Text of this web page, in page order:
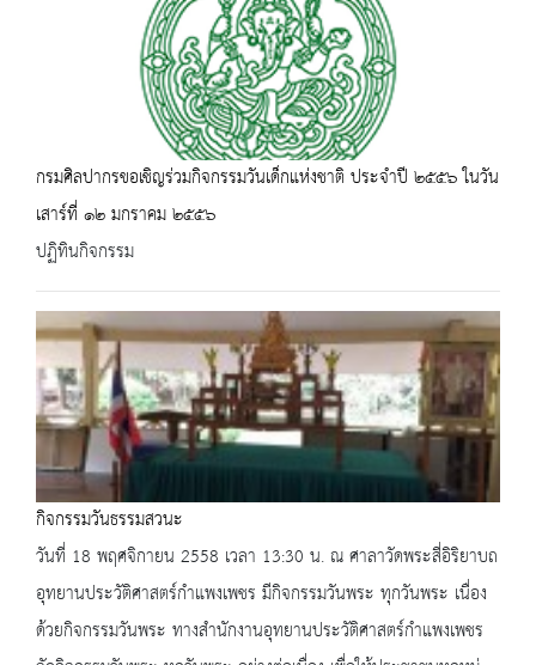
กรมศิลปากรขอเชิญร่วมกิจกรรมวันเด็กแห่งชาติ ประจำปี ๒๕๕๖ ในวัน
เสาร์ที่ ๑๒ มกราคม ๒๕๕๖
ปฏิทินกิจกรรม
กิจกรรมวันธรรมสวนะ
วันที่ 18 พฤศจิกายน 2558 เวลา 13:30 น. ณ ศาลาวัดพระสี่อิริยาบถ
อุทยานประวัติศาสตร์กำแพงเพชร มีกิจกรรมวันพระ ทุกวันพระ เนื่อง
ด้วยกิจกรรมวันพระ ทางสำนักงานอุทยานประวัติศาสตร์กำแพงเพชร